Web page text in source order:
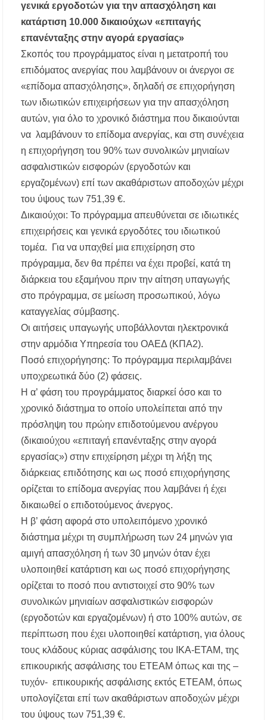
γενικά εργοδοτών για την απασχόληση και
κατάρτιση 10.000 δικαιούχων «επιταγής
επανένταξης στην αγορά εργασίας»
Σκοπός του προγράμματος είναι η μετατροπή του
επιδόματος ανεργίας που λαμβάνουν οι άνεργοι σε
«επίδομα απασχόλησης», δηλαδή σε επιχορήγηση
των ιδιωτικών επιχειρήσεων για την απασχόληση
αυτών, για όλο το χρονικό διάστημα που δικαιούνται
να λαμβάνουν το επίδομα ανεργίας, και στη συνέχεια
η επιχορήγηση του 90% των συνολικών μηνιαίων
ασφαλιστικών εισφορών (εργοδοτών και
εργαζομένων) επί των ακαθάριστων αποδοχών μέχρι
του ύψους των 751,39 €.
Δικαιούχοι: Το πρόγραμμα απευθύνεται σε ιδιωτικές
επιχειρήσεις και γενικά εργοδότες του ιδιωτικού
τομέα. Για να υπαχθεί μια επιχείρηση στο
πρόγραμμα, δεν θα πρέπει να έχει προβεί, κατά τη
διάρκεια του εξαμήνου πριν την αίτηση υπαγωγής
στο πρόγραμμα, σε μείωση προσωπικού, λόγω
καταγγελίας σύμβασης.
Οι αιτήσεις υπαγωγής υποβάλλονται ηλεκτρονικά
στην αρμόδια Υπηρεσία του ΟΑΕΔ (ΚΠΑ2).
Ποσό επιχορήγησης: Το πρόγραμμα περιλαμβάνει
υποχρεωτικά δύο (2) φάσεις.
Η α’ φάση του προγράμματος διαρκεί όσο και το
χρονικό διάστημα το οποίο υπολείπεται από την
πρόσληψη του πρώην επιδοτούμενου ανέργου
(δικαιούχου «επιταγή επανένταξης στην αγορά
εργασίας») στην επιχείρηση μέχρι τη λήξη της
διάρκειας επιδότησης και ως ποσό επιχορήγησης
ορίζεται το επίδομα ανεργίας που λαμβάνει ή έχει
δικαιωθεί ο επιδοτούμενος άνεργος.
Η β’ φάση αφορά στο υπολειπόμενο χρονικό
διάστημα μέχρι τη συμπλήρωση των 24 μηνών για
αμιγή απασχόληση ή των 30 μηνών όταν έχει
υλοποιηθεί κατάρτιση και ως ποσό επιχορήγησης
ορίζεται το ποσό που αντιστοιχεί στο 90% των
συνολικών μηνιαίων ασφαλιστικών εισφορών
(εργοδοτών και εργαζομένων) ή στο 100% αυτών, σε
περίπτωση που έχει υλοποιηθεί κατάρτιση, για όλους
τους κλάδους κύριας ασφάλισης του ΙΚΑ-ΕΤΑΜ, της
επικουρικής ασφάλισης του ΕΤΕΑΜ όπως και της –
τυχόν- επικουρικής ασφάλισης εκτός ΕΤΕΑΜ, όπως
υπολογίζεται επί των ακαθάριστων αποδοχών μέχρι
του ύψους των 751,39 €.